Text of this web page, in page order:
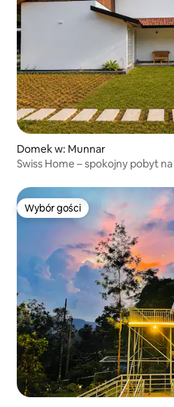
Domek w: Munnar
Swiss Home – spokojny pobyt
Wybór gości
Wybór gości